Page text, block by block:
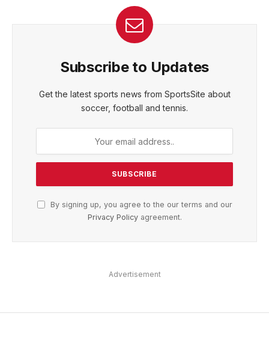
Subscribe to Updates
Get the latest sports news from SportsSite about
soccer, football and tennis.
By signing up, you agree to the our terms and our
Privacy Policyagreement.
Advertisement